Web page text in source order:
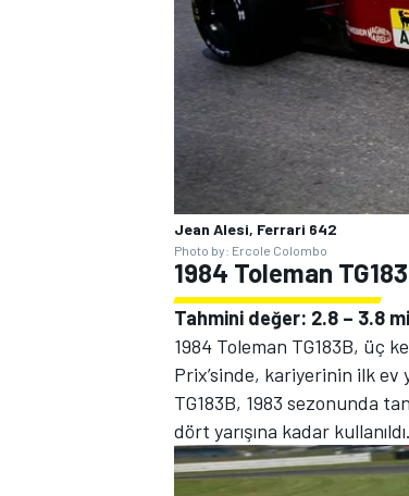
Jean Alesi, Ferrari 642
Photo by: Ercole Colombo
1984 Toleman
Tahmini değer: 2.8 – 3.8
1984 Toleman TG183B, üç
Prix’sinde, kariyerinin ilk ev
TG183B, 1983 sezonunda
dört yarışına kadar kullanıldı.